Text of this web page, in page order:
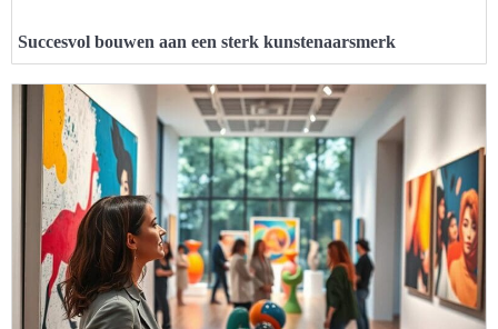
Succesvol bouwen aan een sterk kunstenaarsmerk